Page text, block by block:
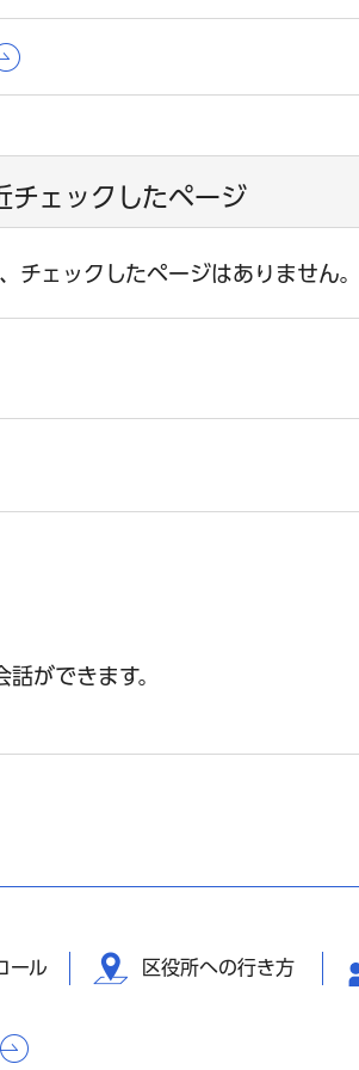
チェックしたページ
チェックしたページはありません。
ができます。
ール 区役所への行き方